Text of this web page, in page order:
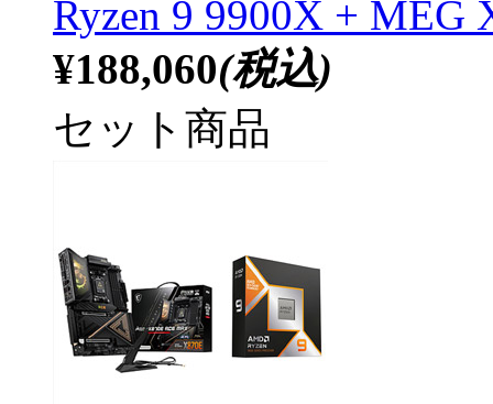
Ryzen 9 9900X + MEG
¥188,060(税込)
セット商品